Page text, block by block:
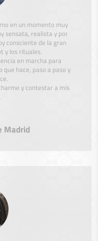
en un momento muy
sensata, realista y por
consciente de la gran
y los rituales.
en marcha para
hace, paso a paso y
y contestar a mis
Madrid